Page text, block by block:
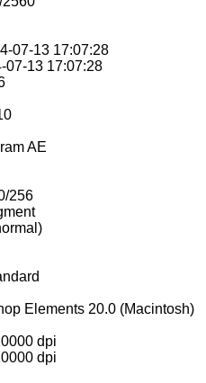
07-13 17:07:28
07-13 17:07:28
AE
256
Elements 20.0 (Macintosh)
dpi
dpi